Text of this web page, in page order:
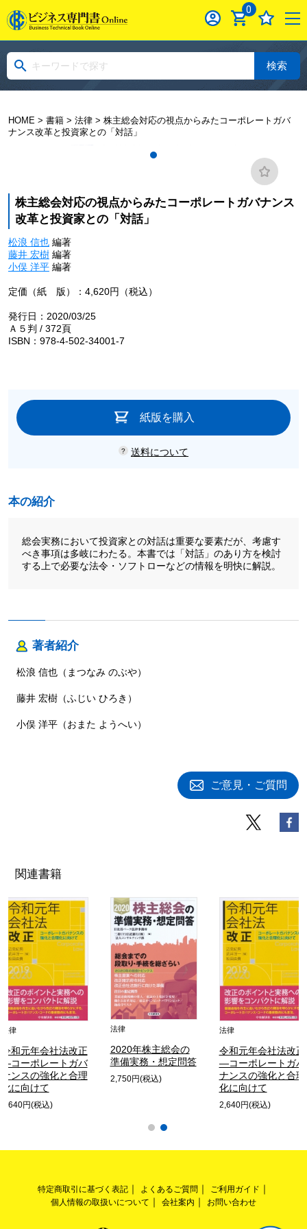
0
検索
HOME> 書籍> 法律> 株主総会対応の視点からみたコーポレートガバ
ナンス改革と投資家との「対話」
株主総会対応の視点からみたコーポレートガバナンス
改革と投資家との「対話」
松浪 信也編著
藤井 宏樹編著
小俣 洋平編著
定価（紙 版）：4,620円（税込）
発行日：2020/03/25
Ａ５判 / 372頁
ISBN：978-4-502-34001-7
紙版を購入
送料について
本の紹介
総会実務において投資家との対話は重要な要素だが、考慮す
べき事項は多岐にわたる。本書では「対話」のあり方を検討
する上で必要な法令・ソフトローなどの情報を明快に解説。
著者紹介
松浪 信也（まつなみ のぶや）
藤井 宏樹（ふじい ひろき）
小俣 洋平（おまた ようへい）
ご意見・ご質問
関連書籍
法律
令和元年会社法改正
―コーポレートガバ
ナンスの強化と合理
化に向けて
2,640円(税込)
法律
2020年株主総会の
準備実務・想定問答
2,750円(税込)
法律
令和元年会社法改正
―コーポレートガバ
ナンスの強化と合理
化に向けて
2,640円(税込)
特定商取引に基づく表記 よくあるご質問
ご利用ガイド
個人情報の取扱いについて
会社案内 お問い合わせ